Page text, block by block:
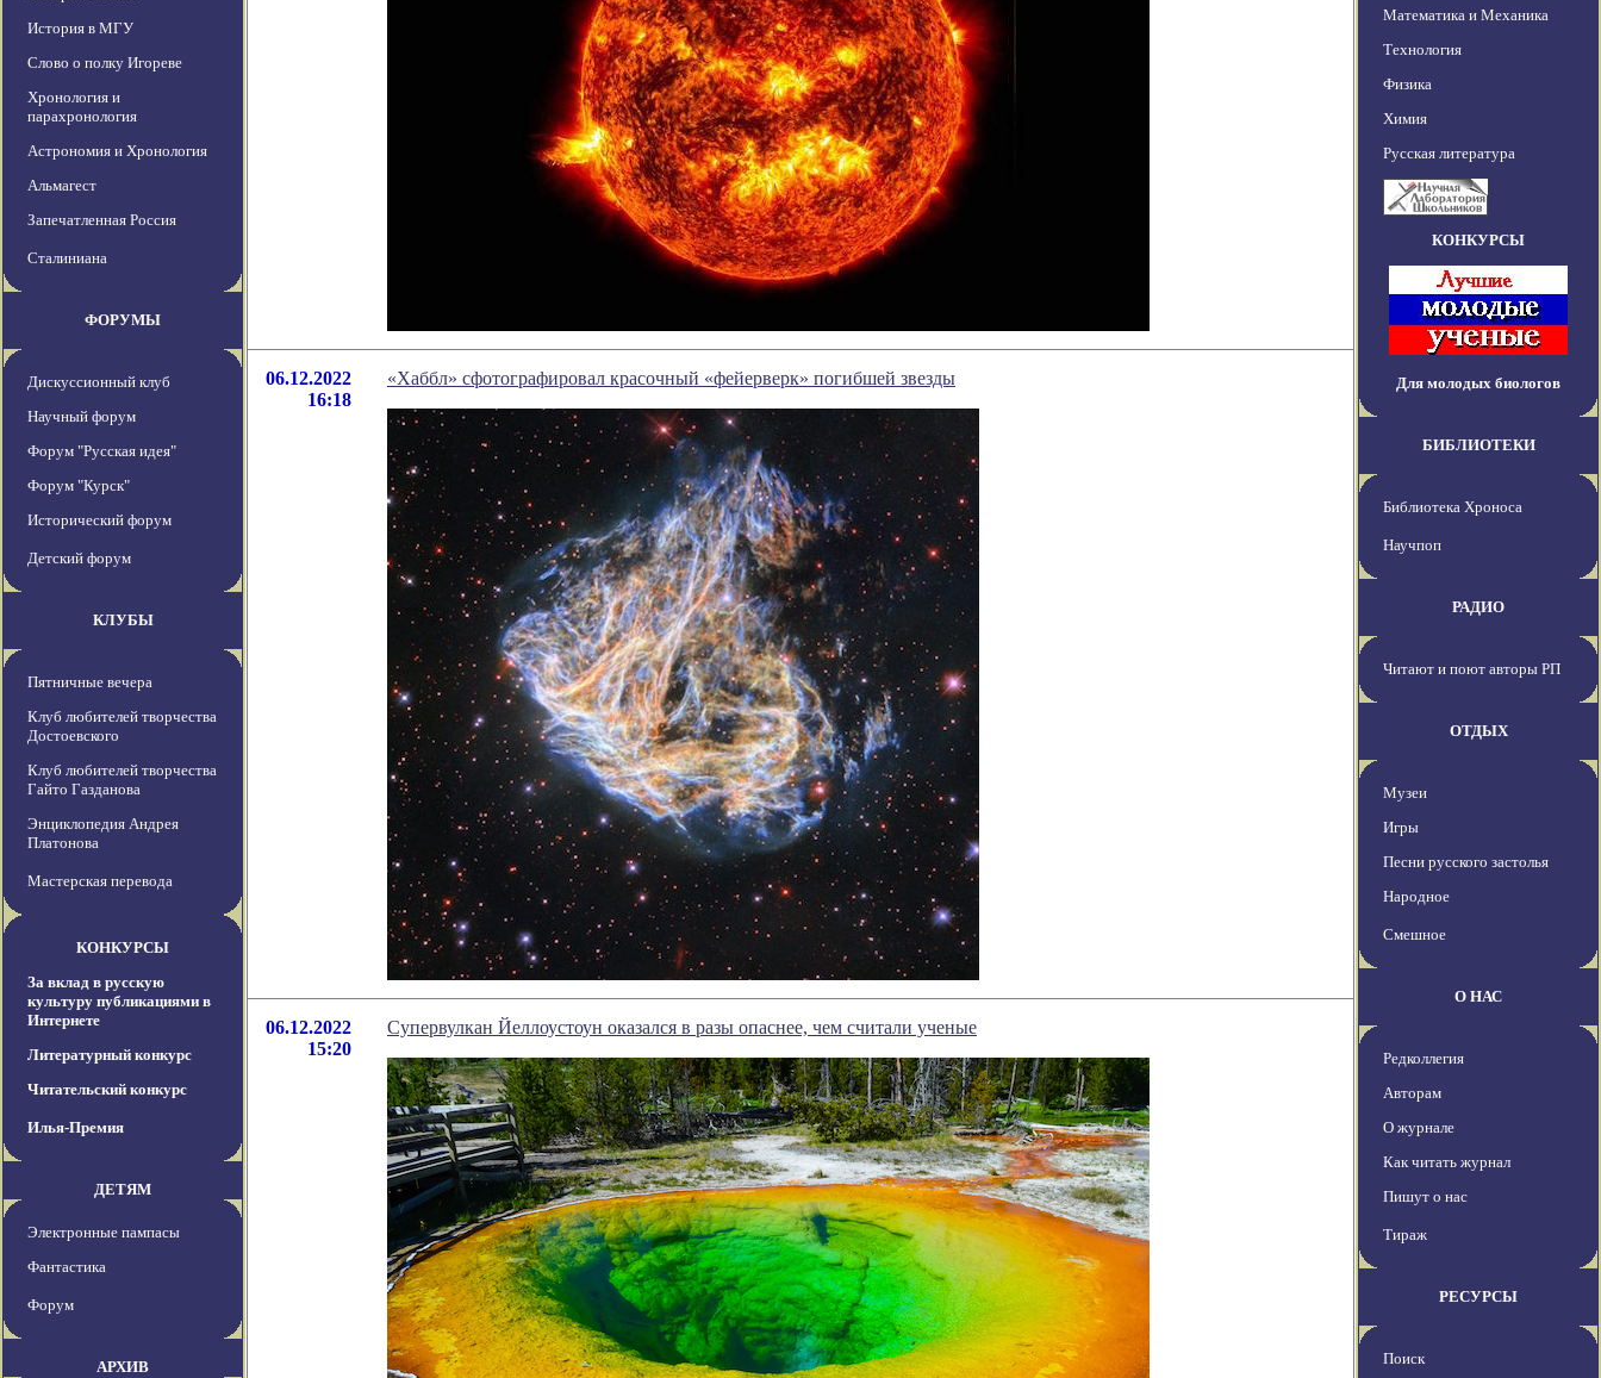
История в МГУ
Слово о полку Игореве
Хронология и
парахронология
Астрономия и Хронология
Альмагест
Запечатленная Россия
Сталиниана
ФОРУМЫ
Дискуссионный клуб
Научный форум
Форум "Русская идея"
Форум "Курск"
Исторический форум
Детский форум
КЛУБЫ
Пятничные вечера
Клуб любителей творчества
Достоевского
Клуб любителей творчества
Гайто Газданова
Энциклопедия Андрея
Платонова
Мастерская перевода
КОНКУРСЫ
За вклад в русскую
культуру публикациями в
Интернете
Литературный конкурс
Читательский конкурс
Илья-Премия
ДЕТЯМ
Электронные пампасы
Фантастика
Форум
АРХИВ
06.12.2022
16:18
«Хаббл» сфотографировал красочный «фейерверк» погибшей звезды
06.12.2022
15:20
Супервулкан Йеллоустоун оказался в разы опаснее, чем считали ученые
Математика и Механика
Технология
Физика
Химия
Русская литература
КОНКУРСЫ
Для молодых биологов
БИБЛИОТЕКИ
Библиотека Хроноса
Научпоп
РАДИО
Читают и поют авторы РП
ОТДЫХ
Музеи
Игры
Песни русского застолья
Народное
Смешное
О НАС
Редколлегия
Авторам
О журнале
Как читать журнал
Пишут о нас
Тираж
РЕСУРСЫ
Поиск